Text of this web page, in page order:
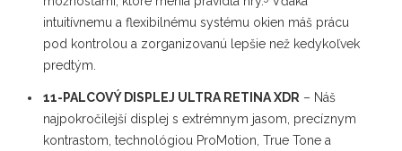
intuitívnemu a flexibilnému systému okien máš prácu
pod kontrolou a zorganizovanú lepšie než kedykoľvek
predtým.
11-PALCOVÝ DISPLEJ ULTRA RETINA XDR – Náš
najpokročilejší displej s extrémnym jasom, precíznym
kontrastom, technológiou ProMotion, True Tone a